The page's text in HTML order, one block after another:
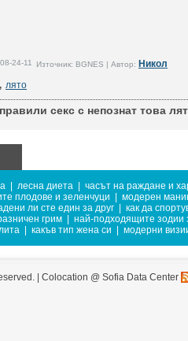
24-11 Източник: BGNES | Автор: Никол
, лято
секс с непознат това
лесна диета
часът на раждане и
плодове и зеленчуци
модерен
ли сте един за друг
как да
грим
най-подходящите зодии
какъв тип жена си модерни
| Colocation @ Sofia Data Center